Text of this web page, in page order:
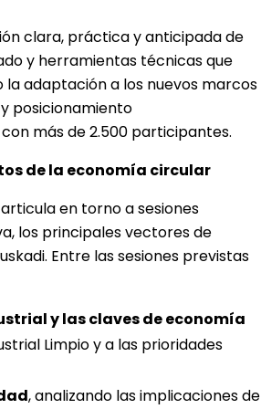
clara, práctica y anticipada de
y herramientas técnicas que
adaptación a los nuevos marcos
posicionamiento
más de 2.500 participantes.
de la economía circular
en torno a sesiones
los principales vectores de
Entre las sesiones previstas
y las claves de economía
Limpio y a las prioridades
, analizando las implicaciones de